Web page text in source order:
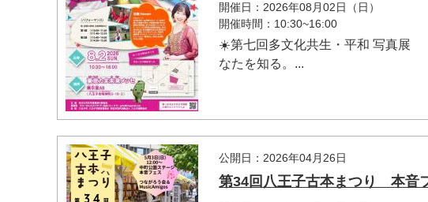
開催日：2026年08月02日（日）
開催時間：10:30~16:00
☀️第七回多文化共生・平和 写真展
なたを知る。...
公開日：2026年04月26日
第34回八王子古本まつり 本音
マイメディア検索